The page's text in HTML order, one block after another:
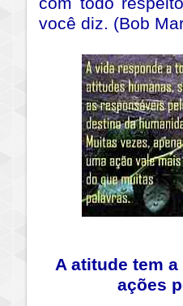
você diz. (Bob
A atitude tem
ações